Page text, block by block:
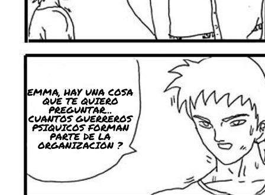
EMMA, HAY UNA COSA
QUE TE QUIERO
PREGUNTAR...
CUANTOS GUERREROS
PSIQUICOS FORMAN
PARTE DE LA
ORGANIZACION ?